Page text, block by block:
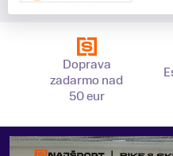
Doprava
zadarmo nad
50 eur